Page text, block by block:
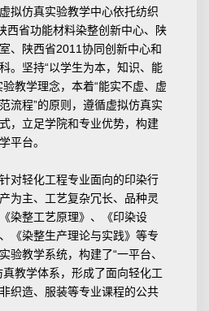
拟仿真实验教学中心依托纺织
西省功能材料染整创新中心、陕
、陕西省2011协同创新中心和
。坚持“以学生为本，知识、能
教学理念，本着“能实不虚、虚
流程”的原则，遵循虚拟仿真实
，立足学院和专业优势，构建
平台。
对轻化工程专业面向的印染行
为主、工艺复杂冗长、品种灵
染整工艺原理》、《印染设
《染整生产理论与实践》等专
验教学系统，构建了“一平台、
真教学体系，形成了面向轻化工
织造、服装等专业课程的公共